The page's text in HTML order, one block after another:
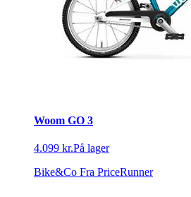
Woom GO 3
4.099 kr.På lager
Bike&Co Fra PriceRunner